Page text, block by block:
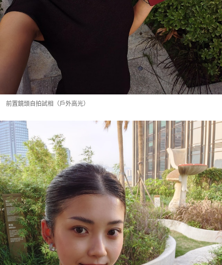
前置鏡頭自拍試相（戶外高光）